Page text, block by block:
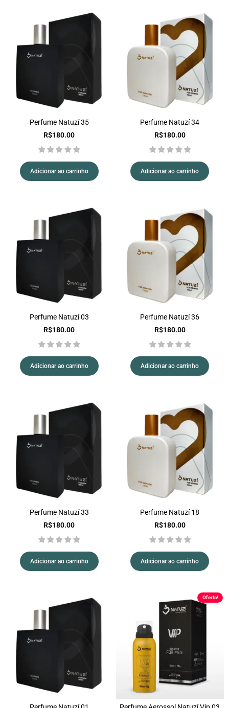
Perfume Natuzí 35
R$180.00
Adicionar ao carrinho
Perfume Natuzí 34
R$180.00
Adicionar ao carrinho
Perfume Natuzí 03
R$180.00
Adicionar ao carrinho
Perfume Natuzí 36
R$180.00
Adicionar ao carrinho
Perfume Natuzí 33
R$180.00
Adicionar ao carrinho
Perfume Natuzí 18
R$180.00
Adicionar ao carrinho
Oferta!